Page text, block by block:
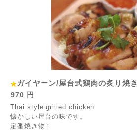
ガイヤーン/屋台式鶏肉の炙り焼き
970 円
Thai style grilled chicken
懐かしい屋台の味です。
定番焼き物！